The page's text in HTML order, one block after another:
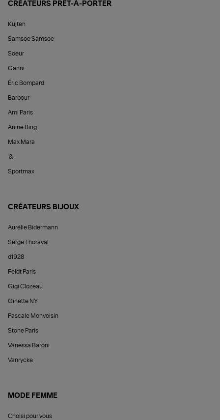
CRÉATEURS PRÊT-À-PORTER
Kujten
Samsoe Samsoe
Soeur
Ganni
Éric Bompard
Barbour
Ami Paris
Anine Bing
Max Mara
&
Sportmax
CRÉATEURS BIJOUX
Aurélie Bidermann
Serge Thoraval
d1928
Feidt Paris
Gigi Clozeau
Ginette NY
Pascale Monvoisin
Stone Paris
Vanessa Baroni
Vanrycke
MODE FEMME
Choisi pour vous